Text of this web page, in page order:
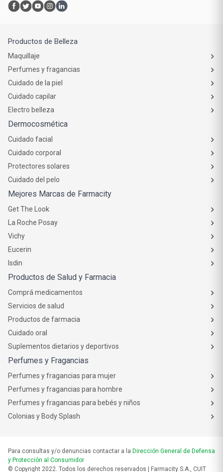
Productos de Belleza
Maquillaje
Perfumes y fragancias
Cuidado de la piel
Cuidado capilar
Electro belleza
Dermocosmética
Cuidado facial
Cuidado corporal
Protectores solares
Cuidado del pelo
Mejores Marcas de Farmacity
Get The Look
La Roche Posay
Vichy
Eucerin
Isdin
Productos de Salud y Farmacia
Comprá medicamentos
Servicios de salud
Productos de farmacia
Cuidado oral
Suplementos dietarios y deportivos
Perfumes y Fragancias
Perfumes y fragancias para mujer
Perfumes y fragancias para hombre
Perfumes y fragancias para bebés y niños
Colonias y Body Splash
Para consultas y/o denuncias contactar a la Dirección General de Defensa
y Protección al Consumidor
© Copyright 2022. Todos los derechos reservados | Farmacity S.A., CUIT